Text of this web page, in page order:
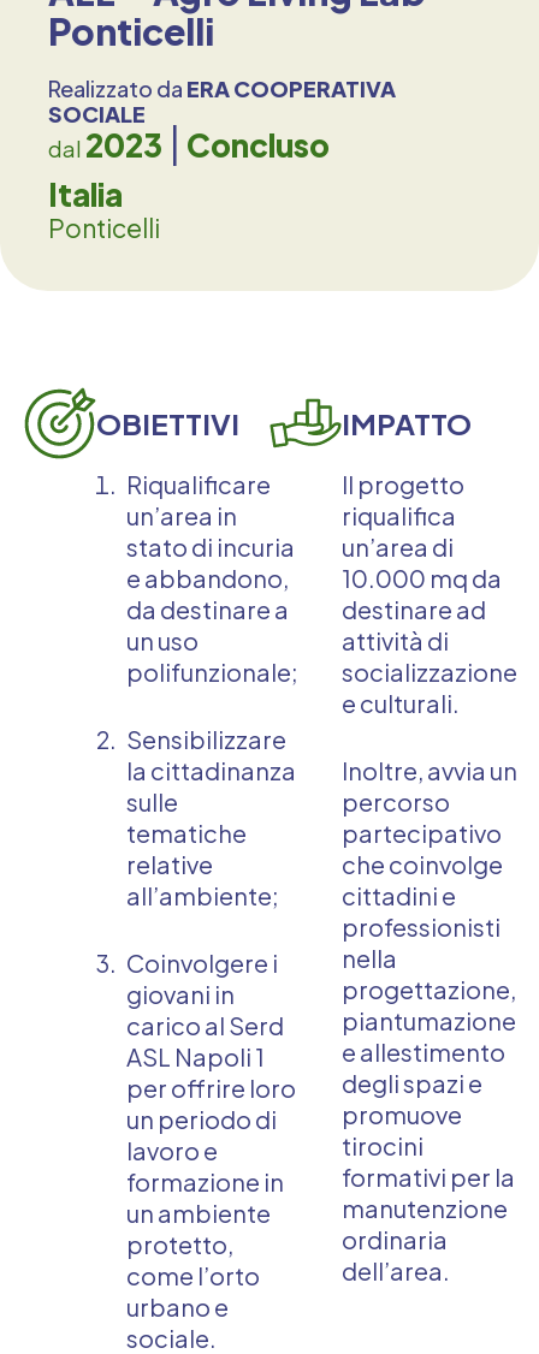
Ponticelli
Realizzato da ERA COOPERATIVA
SOCIALE
dal 2023
Concluso
Italia
Ponticelli
OBIETTIVI
Riqualificare
un’area in
stato di incuria
e abbandono,
da destinare a
un uso
polifunzionale;
Sensibilizzare
la cittadinanza
sulle
tematiche
relative
all’ambiente;
Coinvolgere i
giovani in
carico al Serd
ASL Napoli 1
per offrire loro
un periodo di
lavoro e
formazione in
un ambiente
protetto,
come l’orto
urbano e
sociale.
IMPATTO
Il progetto
riqualifica
un’area di
10.000 mq da
destinare ad
attività di
socializzazione
e culturali.
Inoltre, avvia un
percorso
partecipativo
che coinvolge
cittadini e
professionisti
nella
progettazione,
piantumazione
e allestimento
degli spazi e
promuove
tirocini
formativi per la
manutenzione
ordinaria
dell’area.